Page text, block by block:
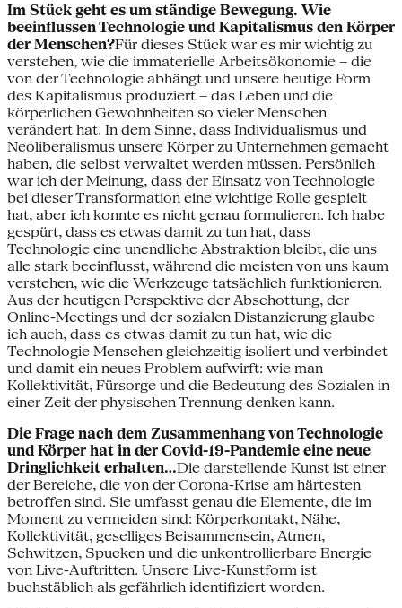
Im Stück geht es um ständige Bewegung. Wie
beeinflussen Technologie und Kapitalismus den Körper
der Menschen?Für dieses Stück war es mir wichtig zu
verstehen, wie die immaterielle Arbeitsökonomie – die
von der Technologie abhängt und unsere heutige Form
des Kapitalismus produziert – das Leben und die
körperlichen Gewohnheiten so vieler Menschen
verändert hat. In dem Sinne, dass Individualismus und
Neoliberalismus unsere Körper zu Unternehmen gemacht
haben, die selbst verwaltet werden müssen. Persönlich
war ich der Meinung, dass der Einsatz von Technologie
bei dieser Transformation eine wichtige Rolle gespielt
hat, aber ich konnte es nicht genau formulieren. Ich habe
gespürt, dass es etwas damit zu tun hat, dass
Technologie eine unendliche Abstraktion bleibt, die uns
alle stark beeinflusst, während die meisten von uns kaum
verstehen, wie die Werkzeuge tatsächlich funktionieren.
Aus der heutigen Perspektive der Abschottung, der
Online-Meetings und der sozialen Distanzierung glaube
ich auch, dass es etwas damit zu tun hat, wie die
Technologie Menschen gleichzeitig isoliert und verbindet
und damit ein neues Problem aufwirft: wie man
Kollektivität, Fürsorge und die Bedeutung des Sozialen in
einer Zeit der physischen Trennung denken kann.
Die Frage nach dem Zusammenhang von Technologie
und Körper hat in der Covid-19-Pandemie eine neue
Dringlichkeit erhalten…Die darstellende Kunst ist einer
der Bereiche, die von der Corona-Krise am härtesten
betroffen sind. Sie umfasst genau die Elemente, die im
Moment zu vermeiden sind: Körperkontakt, Nähe,
Kollektivität, geselliges Beisammensein, Atmen,
Schwitzen, Spucken und die unkontrollierbare Energie
von Live-Auftritten. Unsere Live-Kunstform ist
buchstäblich als gefährlich identifiziert worden.